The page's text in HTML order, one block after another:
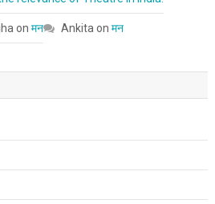
on मन Ankita on मन